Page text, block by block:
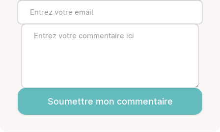
Soumettre mon commentaire